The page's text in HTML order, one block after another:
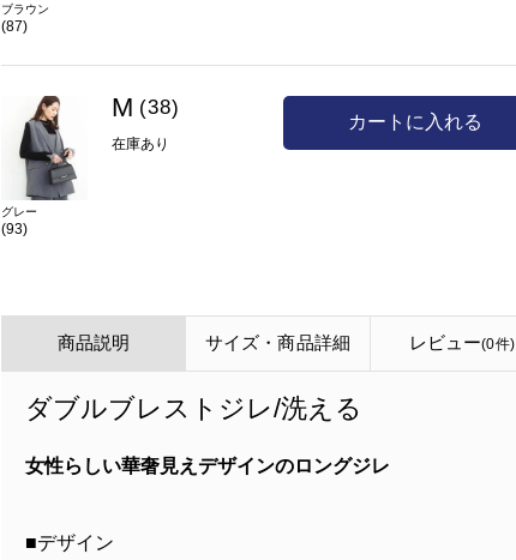
ブラウン
(87)
グレー
(93)
M (38)
在庫あり
カートに入れる
商品説明 サイズ・商品詳細 レビュー(0件)
ダブルブレストジレ/洗える
女性らしい華奢見えデザインのロングジレ
■デザイン